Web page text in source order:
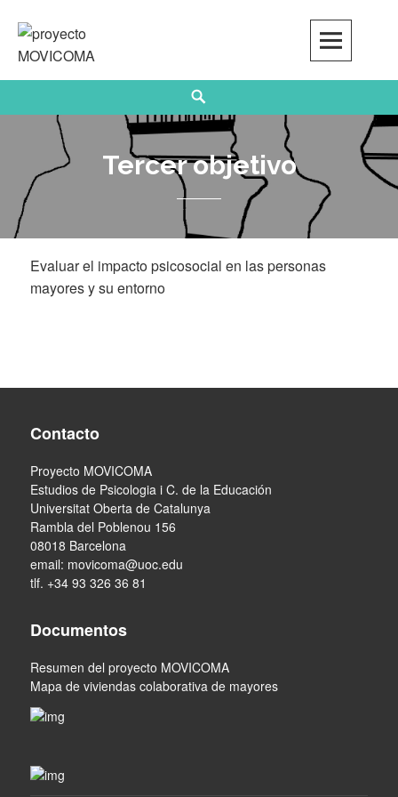
content
Tercer objetivo
Evaluar el impacto psicosocial en las personas
mayores y su entorno
Contacto
Proyecto MOVICOMA
Estudios de Psicologia i C. de la Educación
Universitat Oberta de Catalunya
Rambla del Poblenou 156
08018 Barcelona
email: movicoma@uoc.edu
tlf. +34 93 326 36 81
Documentos
Resumen del proyecto MOVICOMA
Mapa de viviendas colaborativa de mayores